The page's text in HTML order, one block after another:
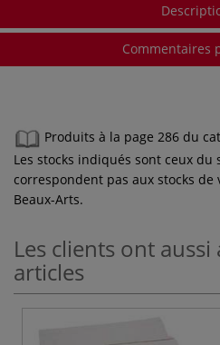
Commentaires
Produits à la page 286 du
Les stocks indiqués sont ceux
correspondent pas aux stocks de
Beaux-Arts.
Les clients ont aussi
articles